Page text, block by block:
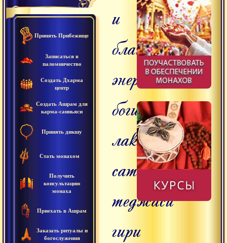
Принять Прибежище
Записаться в
паломничество
Создать Дхарма
центр
Создать Ашрам для
карма-санньяси
Принять дикшу
Стать монахом
Получить
консультацию
монаха
Приехать в Ашрам
Заказать ритуалы и
богослужения
и
благословения
энергии
богини
лакшми,
сатья
теджаси
гири